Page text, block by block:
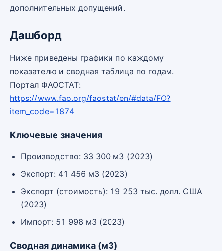
дополнительных допущений.
Дашборд
Ниже приведены графики по каждому
показателю и сводная таблица по годам.
Портал ФАОСТАТ:
https://www.fao.org/faostat/en/#data/FO?
item_code=1874
Ключевые значения
Производство: 33 300 м3 (2023)
Экспорт: 41 456 м3 (2023)
Экспорт (стоимость): 19 253 тыс. долл. США
(2023)
Импорт: 51 998 м3 (2023)
Сводная динамика (м3)